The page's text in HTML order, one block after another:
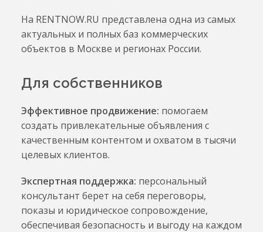
На RENTNOW.RU представлена одна из самых
актуальных и полных баз коммерческих
Для собственников
Эффективное продвижение: помогаем
создать привлекательные объявления с
качественным контентом и охватом в тысячи
целевых клиентов.
Экспертная поддержка: персональный
консультант берет на себя переговоры,
показы и юридическое сопровождение,
обеспечивая безопасность и выгоду на каждом